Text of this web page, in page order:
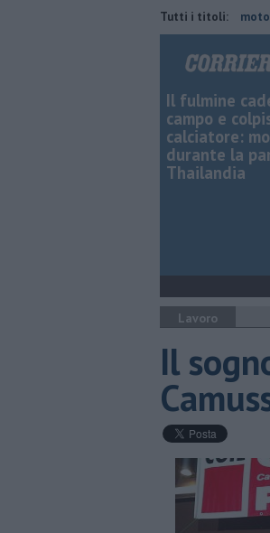
Tutti i titoli:
Ancora una scossa di terremoto nel Pisano
Il fulmine
campo e
calciatore:
durante la
Thailandia
Lavoro
Il